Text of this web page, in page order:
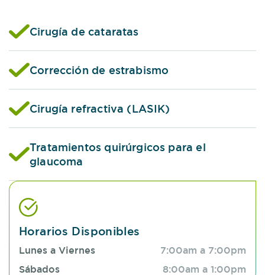
Cirugía de cataratas
Corrección de estrabismo
Cirugía refractiva (LASIK)
Tratamientos quirúrgicos para el
glaucoma
Horarios Disponibles
Lunes a Viernes
7:00am a 7:00pm
Sábados
8:00am a 1:00pm